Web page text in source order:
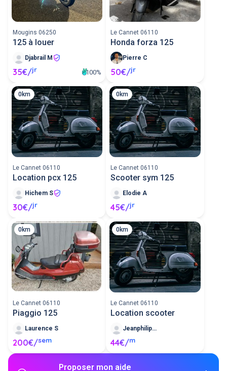
scooter 125cc.
Mougins 06250
125 à louer
Djabrail M
35€/jr 100%
Le Cannet 06110
Honda forza 125
Pierre C
50€/jr
0km
Le Cannet 06110
Location pcx 125
Hichem S
30€/jr
0km
Le Cannet 06110
Scooter sym 125
Elodie A
45€/jr
0km
Le Cannet 06110
Piaggio 125
Laurence S
200€/sem
0km
Le Cannet 06110
Location scooter
Jeanphilippe V
44€/m
Proposer mon aide